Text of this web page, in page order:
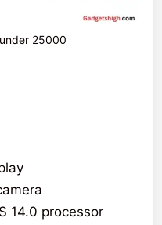
25000
14.0 processor